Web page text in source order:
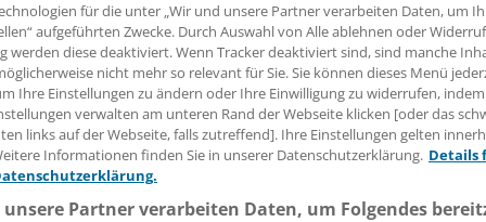
Der Aktienfonds "apo Medical Opportunities" ist zum 4. Mal
"Euro" mit deren "Funds Award" ausgezeichnet worden.
hat der Fonds nun auch für 2014 die Auszeichnung in der
erhalten.
für diese Bewertung sei die überdurchschnittliche
von einem und fünf Jahren gewesen, teilt die
für die unter „Wir und unsere Partner verarbeiten Daten, um
aufgeführten Zwecke. Durch Auswahl von Alle ablehnen oder
werden diese deaktiviert. Wenn Tracker deaktiviert sind, sind manche
nicht mehr so relevant für Sie. Sie können dieses Menü
Ihre Einstellungen zu ändern oder Ihre Einwilligung zu widerrufen, indem
verwalten am unteren Rand der Webseite klicken [oder das
links auf der Webseite, falls zutreffend]. Ihre Einstellungen gelten
Informationen finden Sie in unserer Datenschutzerklärung. Details
Partner verarbeiten Daten, um Folgendes